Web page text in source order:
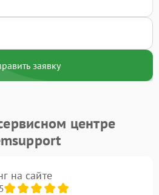
заявку
центре
на сайте